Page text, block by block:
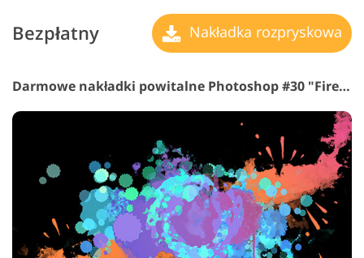
Bezpłatny Nakładka rozpryskowa
Darmowe nakładki powitalne Photoshop #30 "Fire and Water"